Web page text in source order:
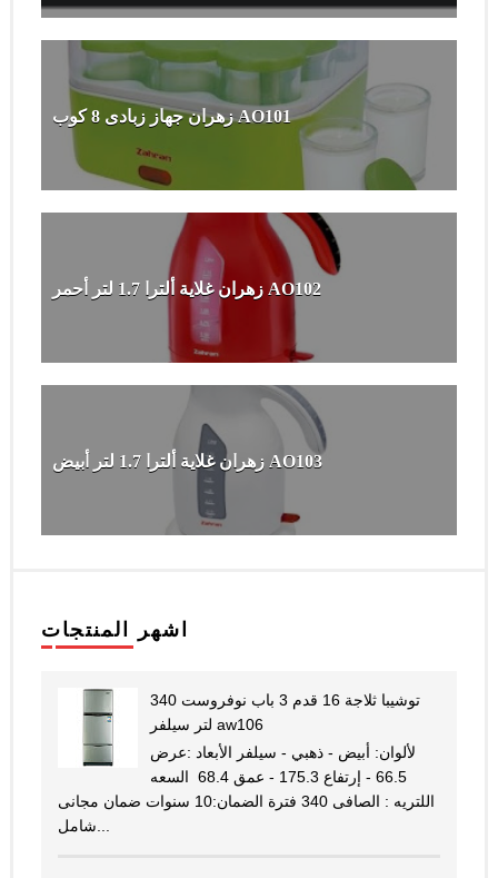
زهران جهاز زبادى 8 كوب AO101
زهران غلاية ألترا 1.7 لتر أحمر AO102
زهران غلاية ألترا 1.7 لتر أبيض AO103
اشهر المنتجات
توشيبا ثلاجة 16 قدم 3 باب نوفروست 340
لتر سيلفر aw106
لألوان: أبيض - ذهبي - سيلفر الأبعاد :عرض
66.5 - إرتفاع 175.3 - عمق 68.4 السعه
اللتريه : الصافى 340 فترة الضمان:10 سنوات ضمان مجانى